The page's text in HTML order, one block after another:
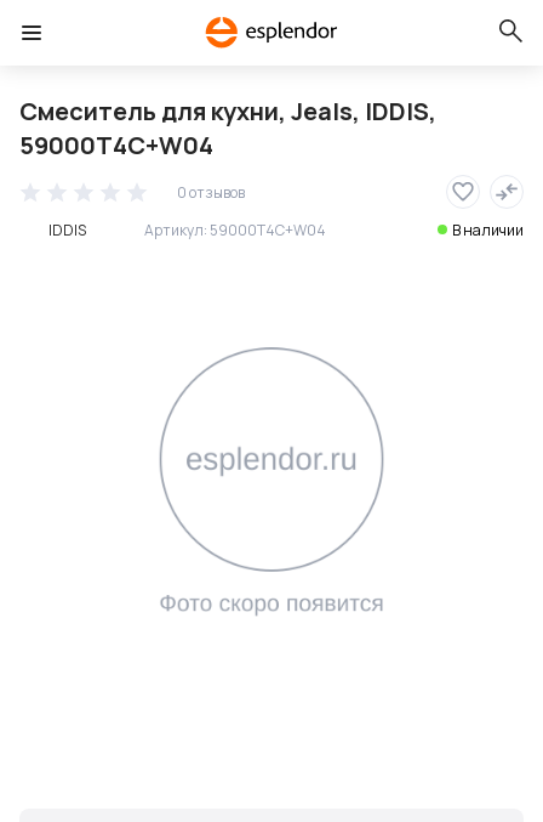
Смеситель для кухни, Jeals, IDDIS,
59000T4C+W04
0 отзывов
IDDIS
Артикул: 59000T4C+W04 В наличии